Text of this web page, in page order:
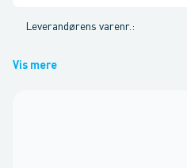
Leverandørens varenr. :
Vis mere